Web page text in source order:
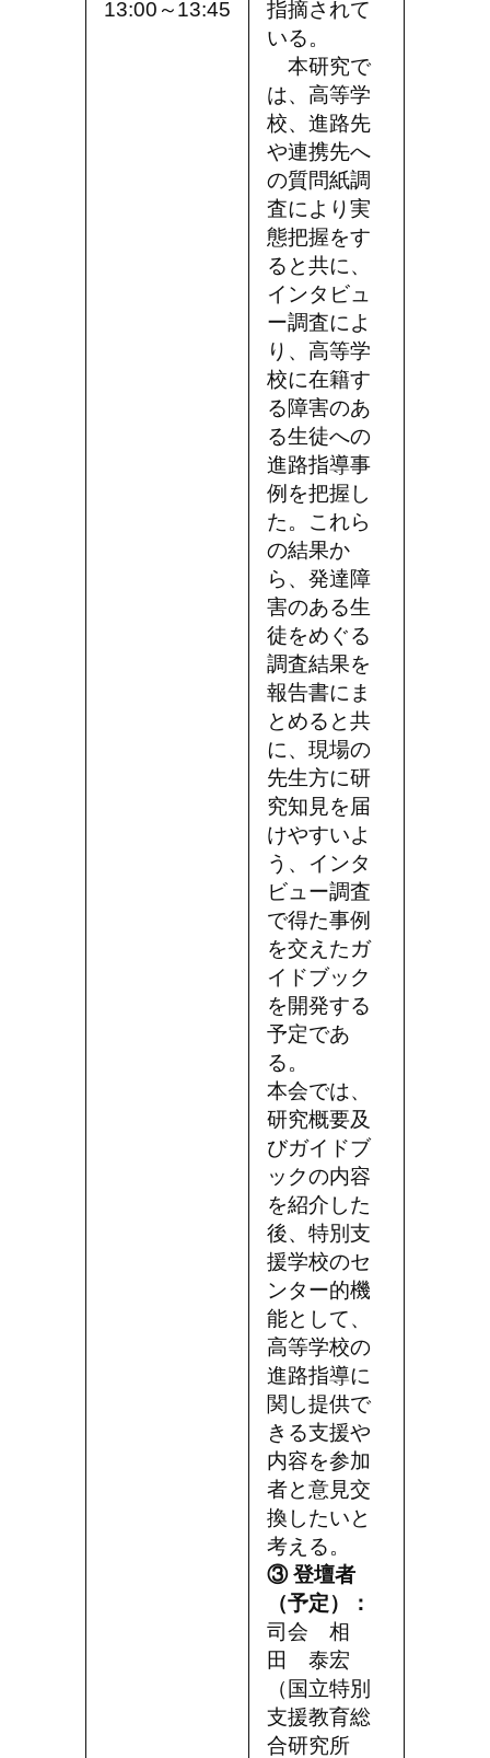
13:00～13:45
指摘されて
いる。
本研究で
は、高等学
校、進路先
や連携先へ
の質問紙調
査により実
態把握をす
ると共に、
インタビュ
ー調査によ
り、高等学
校に在籍す
る障害のあ
る生徒への
進路指導事
例を把握し
た。これら
の結果か
ら、発達障
害のある生
徒をめぐる
調査結果を
報告書にま
とめると共
に、現場の
先生方に研
究知見を届
けやすいよ
う、インタ
ビュー調査
で得た事例
を交えたガ
イドブック
を開発する
予定であ
る。
本会では、
研究概要及
びガイドブ
ックの内容
を紹介した
後、特別支
援学校のセ
ンター的機
能として、
高等学校の
進路指導に
関し提供で
きる支援や
内容を参加
者と意見交
換したいと
考える。
③ 登壇者
（予定）：
司会 相
田 泰宏
（国立特別
支援教育総
合研究所